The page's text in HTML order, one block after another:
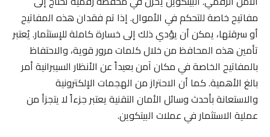
مفاتيح خاصة للتحكم في الأموال. إذا تم فقدان هذه المفاتيح
أو سرقتها، يمكن أن يؤدي ذلك إلى خسارة كاملة للإستثمار. يُعتبر
تأمين هذه المحافظ من خلال كلمات مرور قوية، والاحتفاظ
بالمفاتيح الخاصة في مكان آمن بعيداً عن الأنظار السيبرانية أمر
بالغ الأهمية. كما أن الاحتراز من الهجمات الإلكترونية
والاستعانة بأحدث وسائل الأمان التقنية يعتبر جزءاً لا يتجزأ من
عملية الاستثمار في عملات البيتكوين.